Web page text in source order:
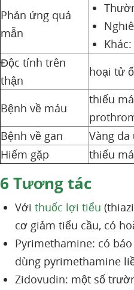
Phản ứng quá
mẫn
Độc tính trên
thận
hoại tử
Bệnh về máu
thiếu
Bệnh về gan
Vàng
Hiếm gặp
thiếu
6 Tương tác
Với thuốc lợi tiểu
cơ giảm tiểu cầu, có
Pyrimethamine: có
dùng pyrimethamine
Zidovudin: một số